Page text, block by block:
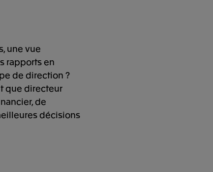
une vue
rapports en
de direction ?
que directeur
de
décisions